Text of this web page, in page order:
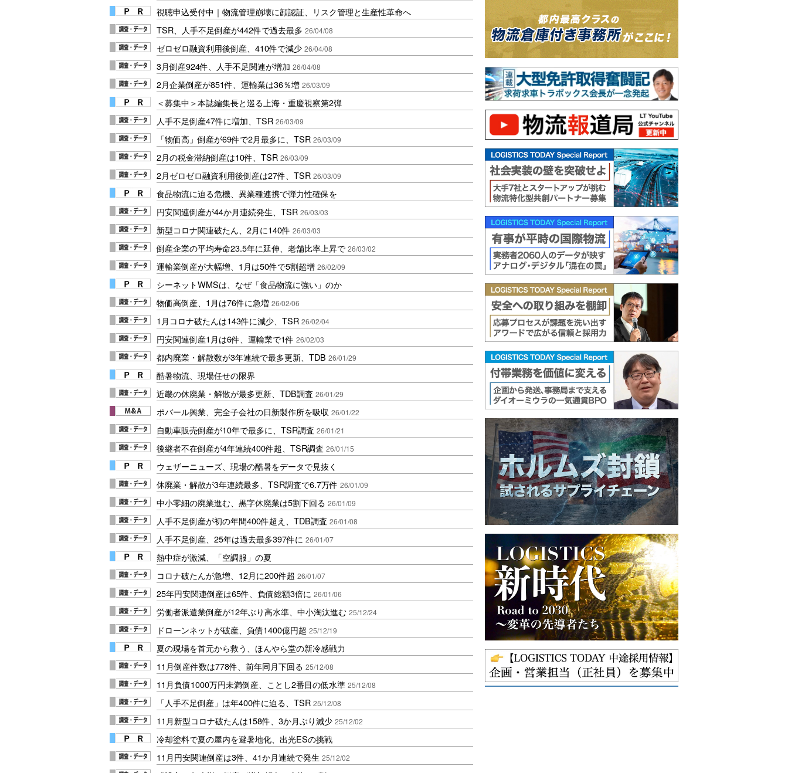
視聴申込受付中｜物流管理崩壊に顔認証、リスク管理と生産性革命へ
TSR、人手不足倒産が442件で過去最多 26/04/08
ゼロゼロ融資利用後倒産、410件で減少 26/04/08
3月倒産924件、人手不足関連が増加 26/04/08
2月企業倒産が851件、運輸業は36％増 26/03/09
＜募集中＞本誌編集長と巡る上海・重慶視察第2弾
人手不足倒産47件に増加、TSR 26/03/09
「物価高」倒産が69件で2月最多に、TSR 26/03/09
2月の税金滞納倒産は10件、TSR 26/03/09
2月ゼロゼロ融資利用後倒産は27件、TSR 26/03/09
食品物流に迫る危機、異業種連携で弾力性確保を
円安関連倒産が44か月連続発生、TSR 26/03/03
新型コロナ関連破たん、2月に140件 26/03/03
倒産企業の平均寿命23.5年に延伸、老舗比率上昇で 26/03/02
運輸業倒産が大幅増、1月は50件で5割超増 26/02/09
シーネットWMSは、なぜ「食品物流に強い」のか
物価高倒産、1月は76件に急増 26/02/06
1月コロナ破たんは143件に減少、TSR 26/02/04
円安関連倒産1月は6件、運輸業で1件 26/02/03
都内廃業・解散数が3年連続で最多更新、TDB 26/01/29
酷暑物流、現場任せの限界
近畿の休廃業・解散が最多更新、TDB調査 26/01/29
ポバール興業、完全子会社の日新製作所を吸収 26/01/22
自動車販売倒産が10年で最多に、TSR調査 26/01/21
後継者不在倒産が4年連続400件超、TSR調査 26/01/15
ウェザーニューズ、現場の酷暑をデータで見抜く
休廃業・解散が3年連続最多、TSR調査で6.7万件 26/01/09
中小零細の廃業進む、黒字休廃業は5割下回る 26/01/09
人手不足倒産が初の年間400件超え、TDB調査 26/01/08
人手不足倒産、25年は過去最多397件に 26/01/07
熱中症が激減、「空調服」の夏
コロナ破たんが急増、12月に200件超 26/01/07
25年円安関連倒産は65件、負債総額3倍に 26/01/06
労働者派遣業倒産が12年ぶり高水準、中小淘汰進む 25/12/24
ドローンネットが破産、負債1400億円超 25/12/19
夏の現場を首元から救う、ほんやら堂の新冷感戦力
11月倒産件数は778件、前年同月下回る 25/12/08
11月負債1000万円未満倒産、ことし2番目の低水準 25/12/08
「人手不足倒産」は年400件に迫る、TSR 25/12/08
11月新型コロナ破たんは158件、3か月ぶり減少 25/12/02
冷却塗料で夏の屋内を避暑地化、出光ESの挑戦
11月円安関連倒産は3件、41か月連続で発生 25/12/02